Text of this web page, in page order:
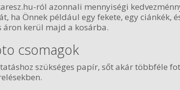
ról azonnali mennyiségi
ha Önnek például egy fekete, egy ciánkék,
kerül majd a kosárba.
csomagok
szükséges papír, sőt akár többféle